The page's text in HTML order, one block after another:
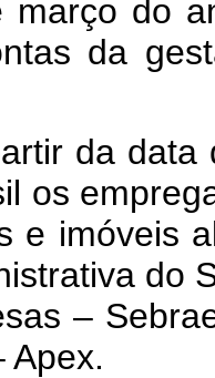
março do
da
da data
os
e imóveis
do
–
Apex.